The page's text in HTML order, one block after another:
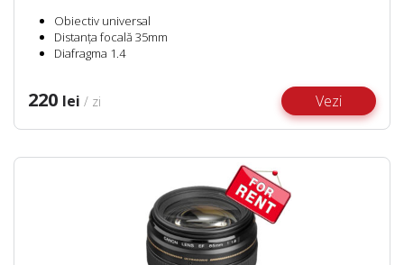
Obiectiv universal
Distanța focală 35mm
Diafragma 1.4
220 lei / zi Vezi